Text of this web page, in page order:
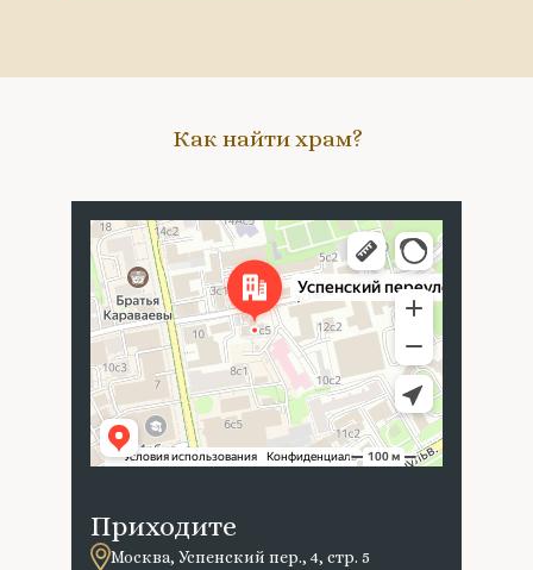
Приходите
Москва, Успенский пер., 4, стр. 5
Как найти храм?
Москва
Успенский переулок, 4с5 — Яндекс Карты